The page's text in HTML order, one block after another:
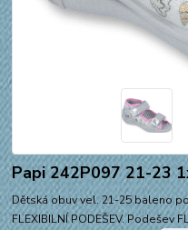
Papi 242P097 21-23
Dětská obuv vel. 21-25 baleno
FLEXIBILNÍ PODEŠEV. Podešev